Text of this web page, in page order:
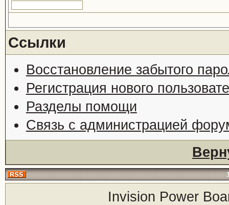
Ссылки
Восстановление забытого
Регистрация нового
Разделы помощи
Связь с администрацией
Invision Power